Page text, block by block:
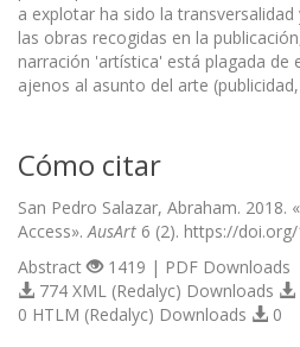
a explotar ha sido la
las obras recogidas en la
narración 'artística' está plagada de
ajenos al asunto del arte
Cómo citar
San Pedro Salazar, Abraham. 2018.
Access». AusArt 6 (2). https://
Abstract
1419 | PDF Downloads
774 XML (Redalyc) Downloads
0 HTLM (Redalyc) Downloads
0